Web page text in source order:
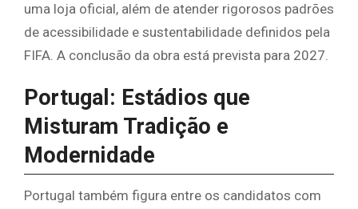
uma loja oficial, além de atender rigorosos padrões
de acessibilidade e sustentabilidade definidos pela
FIFA. A conclusão da obra está prevista para 2027.
Portugal: Estádios que
Misturam Tradição e
Modernidade
Portugal também figura entre os candidatos com